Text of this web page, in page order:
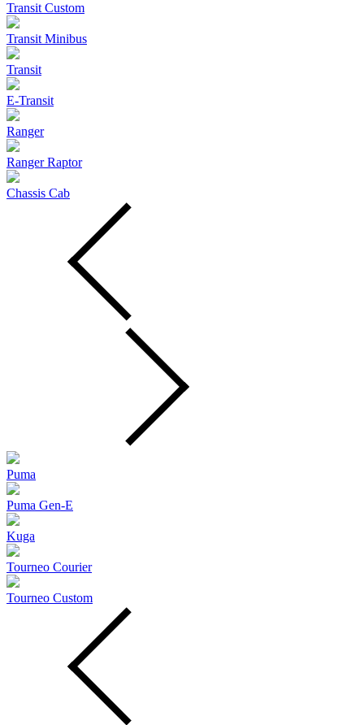
Transit Custom
Transit Minibus
Transit
E-Transit
Ranger
Ranger Raptor
Chassis Cab
Puma
Puma Gen‑E
Kuga
Tourneo Courier
Tourneo Custom